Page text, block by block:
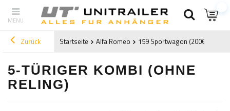
Zurück Startseite Alfa Romeo 159 Sportwagon (2006-2011)
5-TÜRIGER KOMBI (OHNE
RELING)